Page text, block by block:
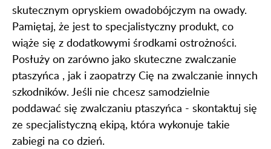
skutecznym opryskiem owadobójczym na owady.
Pamiętaj, że jest to specjalistyczny produkt, co
wiąże się z dodatkowymi środkami ostrożności.
Posłuży on zarówno jako skuteczne zwalczanie
ptaszyńca , jak i zaopatrzy Cię na zwalczanie innych
szkodników. Jeśli nie chcesz samodzielnie
poddawać się zwalczaniu ptaszyńca - skontaktuj się
ze specjalistyczną ekipą, która wykonuje takie
zabiegi na co dzień.